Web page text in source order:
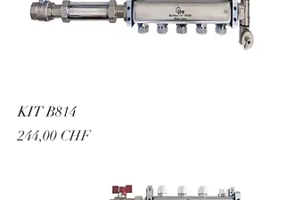
KIT B814
Prix
244,00 CHF